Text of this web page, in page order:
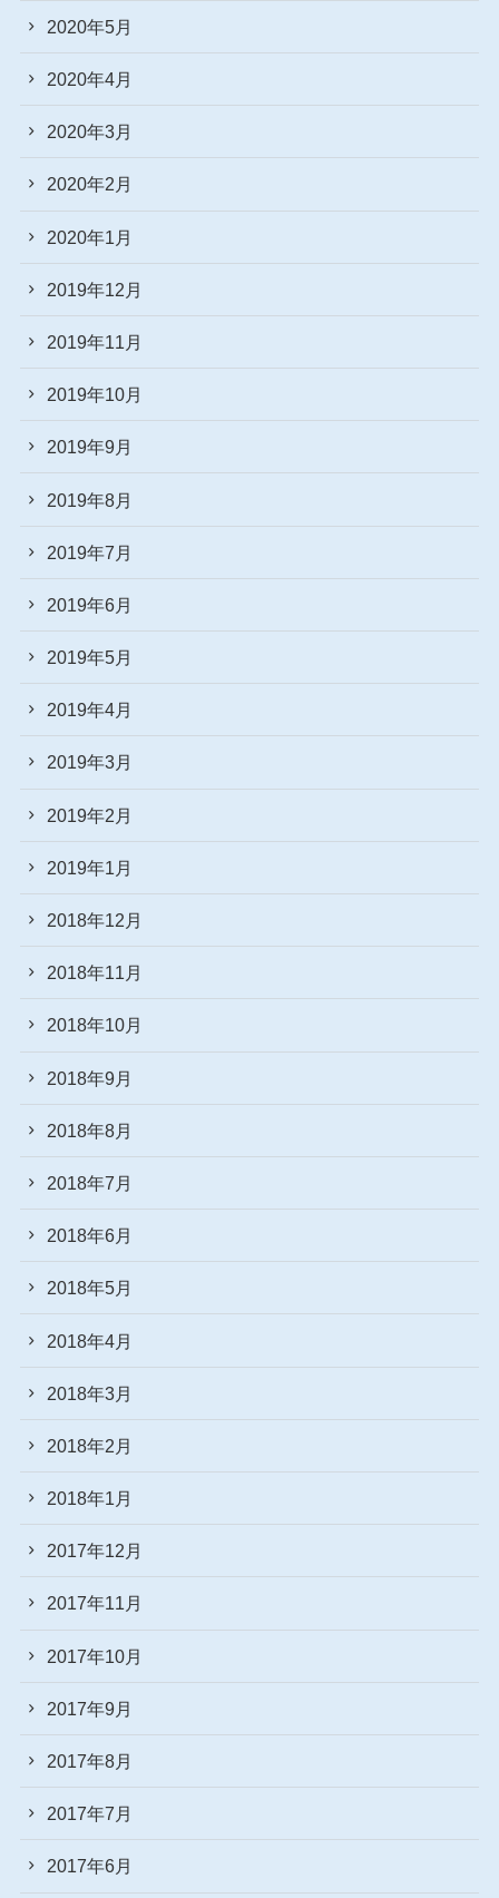
2020年5月
2020年4月
2020年3月
2020年2月
2020年1月
2019年12月
2019年11月
2019年10月
2019年9月
2019年8月
2019年7月
2019年6月
2019年5月
2019年4月
2019年3月
2019年2月
2019年1月
2018年12月
2018年11月
2018年10月
2018年9月
2018年8月
2018年7月
2018年6月
2018年5月
2018年4月
2018年3月
2018年2月
2018年1月
2017年12月
2017年11月
2017年10月
2017年9月
2017年8月
2017年7月
2017年6月